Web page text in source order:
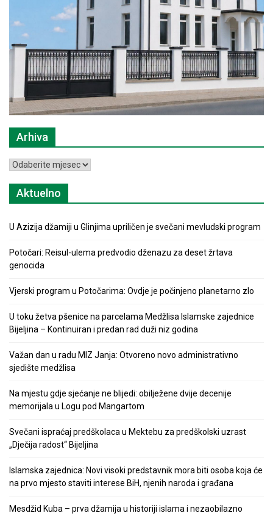
Arhiva
Arhiva
Aktuelno
U Azizija džamiji u Glinjima upriličen je svečani mevludski program
Potočari: Reisul-ulema predvodio dženazu za deset žrtava
genocida
Vjerski program u Potočarima: Ovdje je počinjeno planetarno zlo
U toku žetva pšenice na parcelama Medžlisa Islamske zajednice
Bijeljina – Kontinuiran i predan rad duži niz godina
Važan dan u radu MIZ Janja: Otvoreno novo administrativno
sjedište medžlisa
Na mjestu gdje sjećanje ne blijedi: obilježene dvije decenije
memorijala u Logu pod Mangartom
Svečani ispraćaj predškolaca u Mektebu za predškolski uzrast
„Dječija radost“ Bijeljina
Islamska zajednica: Novi visoki predstavnik mora biti osoba koja će
na prvo mjesto staviti interese BiH, njenih naroda i građana
Mesdžid Kuba – prva džamija u historiji islama i nezaobilazno